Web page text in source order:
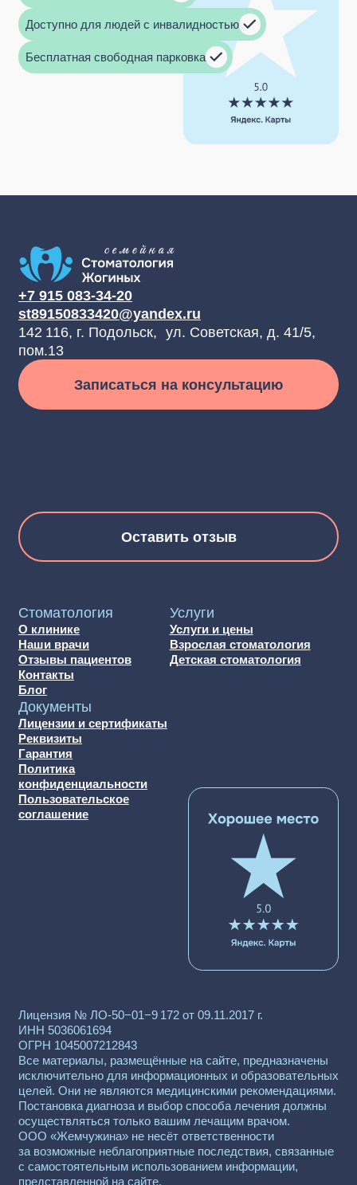
Записаться на консультацию
Лицензия № ЛО-50−01−9 172 от 09.11.2017 г.
ИНН 5036061694
ОГРН 1045007212843
Все материалы, размещённые на сайте, предназначены
исключительно для информационных и образовательных
целей. Они не являются медицинскими рекомендациями.
Постановка диагноза и выбор способа лечения должны
осуществляться только вашим лечащим врачом.
ООО «Жемчужина» не несёт ответственности
за возможные неблагоприятные последствия, связанные
с самостоятельным использованием информации,
представленной на сайте.
Мы стараемся поддерживать актуальность цен на сайте,
однако рекомендуем уточнять стоимость услуг
у администратора по телефону
+7 915 083-34-20
опубликованные на сайте, не являются публичной
Стоматология
О клинике
Наши врачи
Отзывы пациентов
Контакты
Блог
Услуги
Детская стоматология
Документы
Лицензии и сертификаты
Реквизиты
Гарантия
Политика
st89150833420@yandex.ru
142 116, г. Подольск, ул. Советская, д. 41/5,
пом.13
Записаться на консультацию
Семейная Стоматология Жогиных